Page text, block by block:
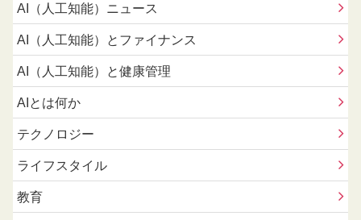
AI（人工知能）ニュース
AI（人工知能）とファイナンス
AI（人工知能）と健康管理
AIとは何か
テクノロジー
ライフスタイル
教育